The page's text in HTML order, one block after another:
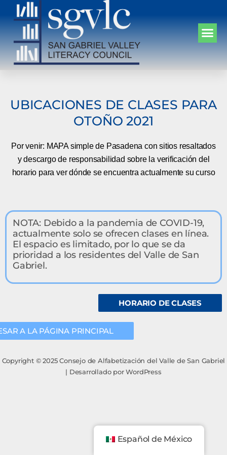
UBICACIONES DE CLASES PARA
OTOÑO 2021
Por venir: MAPA simple de Pasadena con sitios resaltados
y descargo de responsabilidad sobre la verificación del
horario para ver dónde se encuentra actualmente su curso
NOTA: Debido a la pandemia de COVID-19,
actualmente solo se ofrecen clases en línea.
El espacio es limitado, por lo que se da
prioridad a los residentes del Valle de San
Gabriel.
HORARIO DE CLASES
A LA PÁGINA PRINCIPAL
Copyright © 2025 Consejo de Alfabetización del Valle de San Gabriel
| Desarrollado por WordPress
Español de México